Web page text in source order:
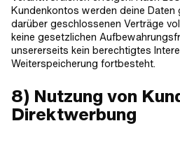
Kundenkontos werden deine Daten
darüber geschlossenen Verträge
keine gesetzlichen
unsererseits kein berechtigtes
Weiterspeicherung fortbesteht.
8) Nutzung von
Direktwerbung